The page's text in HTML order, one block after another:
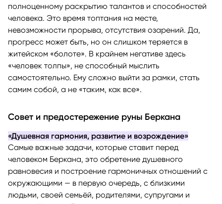
полноценному раскрытию талантов и способностей
человека. Это время топтания на месте,
невозможности прорыва, отсутствия озарений. Да,
прогресс может быть, но он слишком теряется в
житейском «болоте». В крайнем негативе здесь
«человек толпы», не способный мыслить
самостоятельно. Ему сложно выйти за рамки, стать
самим собой, а не «таким, как все».
Совет и предостережение руны Беркана
«Душевная гармония, развитие и возрождение»
Самые важные задачи, которые ставит перед
человеком Беркана, это обретение душевного
равновесия и построение гармоничных отношений с
окружающими — в первую очередь, с близкими
людьми, своей семьёй, родителями, супругами и